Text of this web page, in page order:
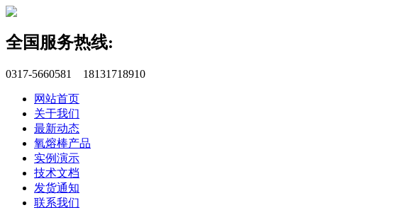
全国服务热线:
0317-5660581 18131718910
网站首页
关于我们
最新动态
氧熔棒产品
实例演示
技术文档
发货通知
联系我们